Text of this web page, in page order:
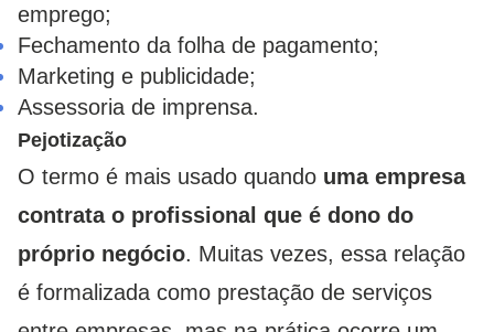
emprego;
Fechamento da folha de pagamento;
Marketing e publicidade;
Assessoria de imprensa.
Pejotização
O termo é mais usado quando uma empresa
contrata o profissional que é dono do
próprio negócio. Muitas vezes, essa relação
é formalizada como prestação de serviços